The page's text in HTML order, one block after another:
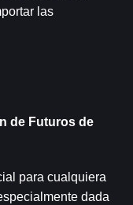
las
de Futuros de
para cualquiera
dada